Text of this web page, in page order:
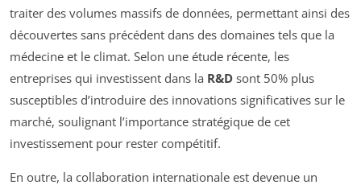
traiter des volumes massifs de données, permettant ainsi des
découvertes sans précédent dans des domaines tels que la
médecine et le climat. Selon une étude récente, les
entreprises qui investissent dans la R&D sont 50% plus
susceptibles d’introduire des innovations significatives sur le
marché, soulignant l’importance stratégique de cet
investissement pour rester compétitif.
En outre, la collaboration internationale est devenue un